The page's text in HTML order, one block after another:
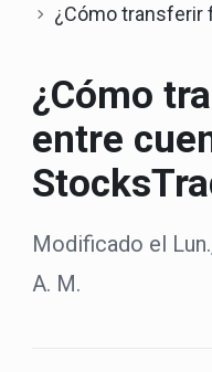
¿Cómo transferir fondos entre cuentas en
¿Cómo
entre
Modificado el
A. M.